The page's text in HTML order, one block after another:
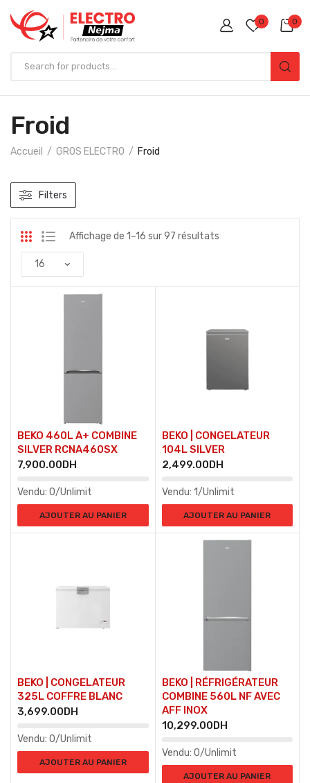
0 0
Froid
Accueil GROS ELECTRO Froid
Filters
Affichage de 1–16 sur 97 résultats
BEKO 460L A+ COMBINE
SILVER RCNA460SX
7,900.00DH
Vendu: 0/Unlimit
AJOUTER AU PANIER
BEKO | CONGELATEUR
104L SILVER
2,499.00DH
Vendu: 1/Unlimit
AJOUTER AU PANIER
BEKO | CONGELATEUR
325L COFFRE BLANC
3,699.00DH
Vendu: 0/Unlimit
AJOUTER AU PANIER
BEKO | RÉFRIGÉRATEUR
COMBINE 560L NF AVEC
AFF INOX
10,299.00DH
Vendu: 0/Unlimit
AJOUTER AU PANIER